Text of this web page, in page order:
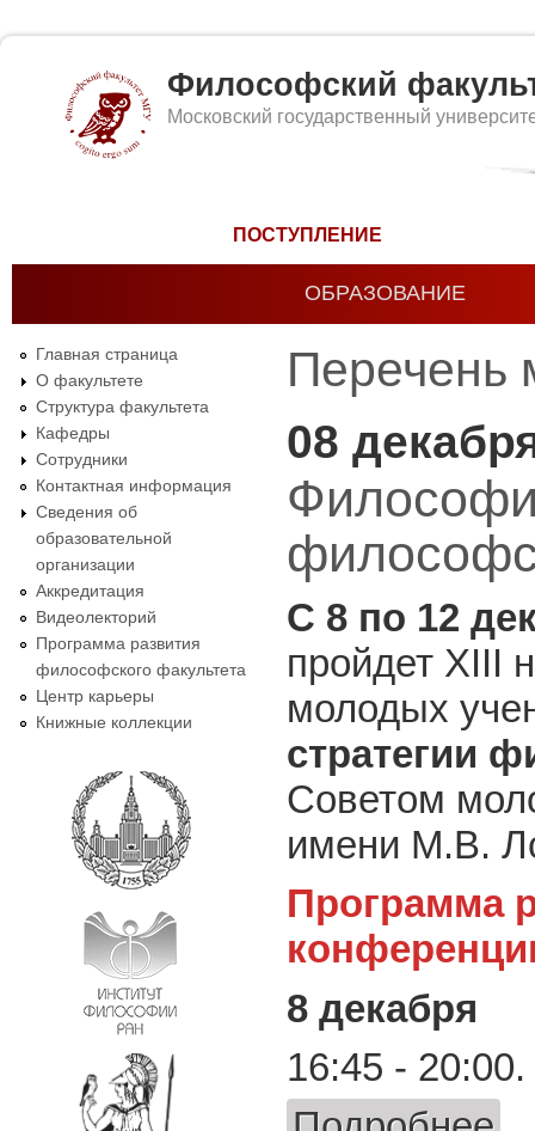
Философский
Московский государственный
ПОСТУПЛЕНИЕ
ОБРАЗОВАНИЕ
Главная страница
О факультете
Структура факультета
Кафедры
Сотрудники
Контактная информация
Сведения об
образовательной
организации
Аккредитация
Видеолекторий
Программа развития
философского факультета
Центр карьеры
Книжные коллекции
Перечень
08
С 8 по 12
пройдет XIII
молодых
стратегии
Советом
имени М.В.
Программа
8 декабря
16:45 - 20:00.